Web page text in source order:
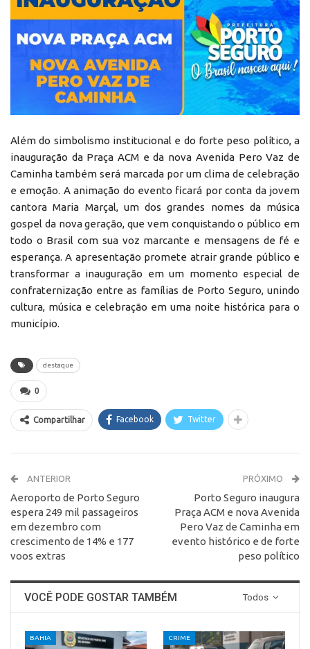
Além do simbolismo institucional e do forte peso político, a
inauguração da Praça ACM e da nova Avenida Pero Vaz de
Caminha também será marcada por um clima de celebração
e emoção. A animação do evento ficará por conta da jovem
cantora Maria Marçal, um dos grandes nomes da música
gospel da nova geração, que vem conquistando o público em
todo o Brasil com sua voz marcante e mensagens de fé e
esperança. A apresentação promete atrair grande público e
transformar a inauguração em um momento especial de
confraternização entre as famílias de Porto Seguro, unindo
cultura, música e celebração em uma noite histórica para o
município.
destaque
0
Compartilhar Facebook Twitter
ANTERIOR
Aeroporto de Porto Seguro
espera 249 mil passageiros
em dezembro com
crescimento de 14% e 177
voos extras
PRÓXIMO
Porto Seguro inaugura
Praça ACM e nova Avenida
Pero Vaz de Caminha em
evento histórico e de forte
peso político
Todos
VOCÊ PODE GOSTAR TAMBÉM
BAHIA CRIME